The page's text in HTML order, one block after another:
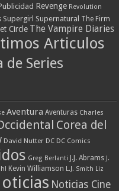
Revenge Revolution
Supergirl Supernatural The Firm
Circle The Vampire Diaries
Articulos
de Series
Aventura Aventuras Charles
Corea del
David Nutter DC DC Comics
Greg Berlanti J.J. Abrams J.
Kevin Williamson L.J. Smith Liz
Noticias Cine